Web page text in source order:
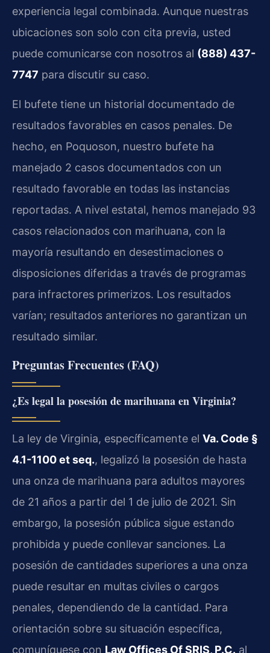
experiencia legal combinada. Aunque nuestras
ubicaciones son solo con cita previa, usted
puede comunicarse con nosotros al (888) 437-
7747 para discutir su caso.
El bufete tiene un historial documentado de
resultados favorables en casos penales. De
hecho, en Poquoson, nuestro bufete ha
manejado 2 casos documentados con un
resultado favorable en todas las instancias
reportadas. A nivel estatal, hemos manejado 93
casos relacionados con marihuana, con la
mayoría resultando en desestimaciones o
disposiciones diferidas a través de programas
para infractores primerizos. Los resultados
varían; resultados anteriores no garantizan un
resultado similar.
Preguntas Frecuentes (FAQ)
¿Es legal la posesión de marihuana en Virginia?
La ley de Virginia, específicamente el Va. Code §
4.1-1100 et seq., legalizó la posesión de hasta
una onza de marihuana para adultos mayores
de 21 años a partir del 1 de julio de 2021. Sin
embargo, la posesión pública sigue estando
prohibida y puede conllevar sanciones. La
posesión de cantidades superiores a una onza
puede resultar en multas civiles o cargos
penales, dependiendo de la cantidad. Para
orientación sobre su situación específica,
comuníquese con Law Offices Of SRIS, P.C. al